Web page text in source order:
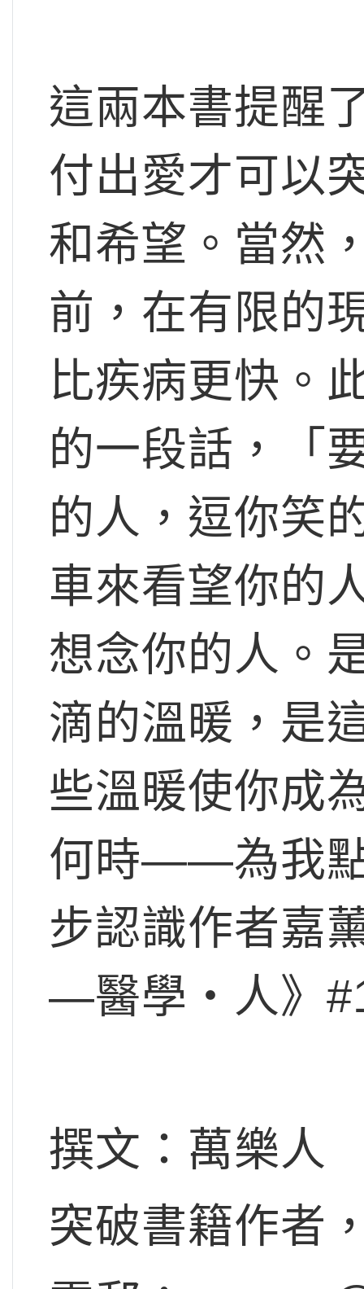
這兩本書提醒
付出愛才可以
和希望。當然
前，在有限的
比疾病更快。
的一段話，「
的人，逗你笑
車來看望你的
想念你的人。
滴的溫暖，是
些溫暖使你成
何時——為我點
步認識作者嘉
—醫學‧人》
撰文：萬樂人
突破書籍作者